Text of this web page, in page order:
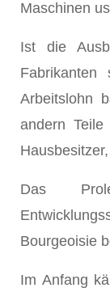
Maschinen
Ist die
Arbeitslohn
andern
Das
Bourgeoisie
Im Anfang